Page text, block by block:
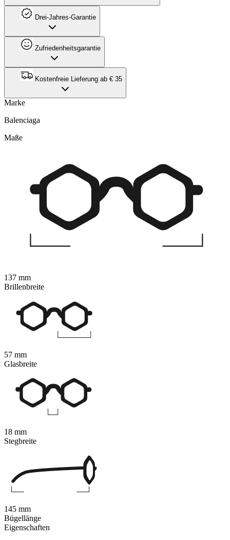
Drei-Jahres-Garantie
Zufriedenheitsgarantie
Kostenfreie Lieferung ab € 35
Marke
Balenciaga
Eigenschaften
Maße
137 mm
Brillenbreite
57 mm
Glasbreite
18 mm
Stegbreite
145 mm
Bügellänge